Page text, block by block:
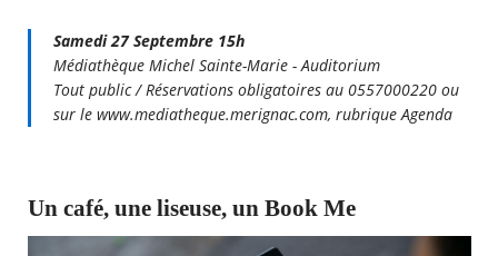
Samedi 27 Septembre 15h
Médiathèque Michel Sainte-Marie - Auditorium
Tout public / Réservations obligatoires au 0557000220 ou
sur le www.mediatheque.merignac.com, rubrique Agenda
Un café, une liseuse, un Book Me